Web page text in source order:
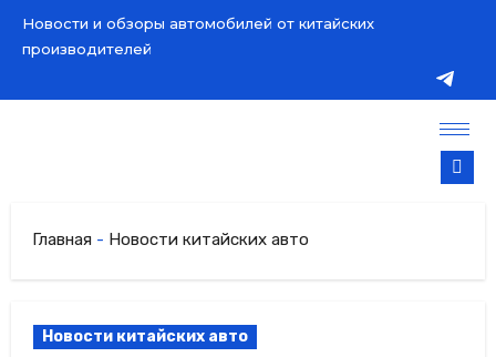
Новости и обзоры автомобилей от китайских
производителей
Главная - Новости китайских авто
Новости китайских авто